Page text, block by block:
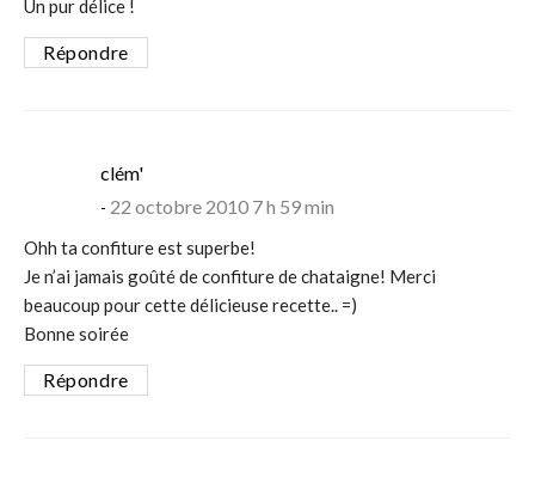
Un pur délice !
Répondre
clém'says:
22 octobre 2010 7 h 59 min
Ohh ta confiture est superbe!
Je n’ai jamais goûté de confiture de chataigne! Merci
beaucoup pour cette délicieuse recette.. =)
Bonne soirée
Répondre